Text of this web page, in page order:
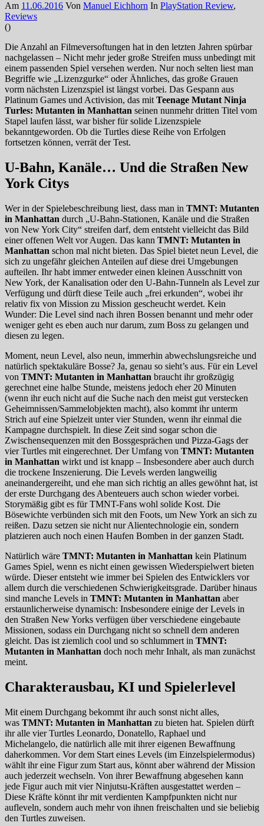
Am 11.06.2016 Von Manuel Eichhorn In PlayStation Review,
Reviews
()
Die Anzahl an Filmeversoftungen hat in den letzten Jahren spürbar
nachgelassen – Nicht mehr jeder große Streifen muss unbedingt mit
einem passenden Spiel versehen werden. Nur noch selten liest man
Begriffe wie „Lizenzgurke“ oder Ähnliches, das große Grauen
vorm nächsten Lizenzspiel ist längst vorbei. Das Gespann aus
Platinum Games und Activision, das mit Teenage Mutant Ninja
Turles: Mutanten in Manhattan seinen nunmehr dritten Titel vom
Stapel laufen lässt, war bisher für solide Lizenzspiele
bekanntgeworden. Ob die Turtles diese Reihe von Erfolgen
fortsetzen können, verrät der Test.
U-Bahn, Kanäle… Und die Straßen New
York Citys
Wer in der Spielebeschreibung liest, dass man in TMNT: Mutanten
in Manhattan durch „U-Bahn-Stationen, Kanäle und die Straßen
von New York City“ streifen darf, dem entsteht vielleicht das Bild
einer offenen Welt vor Augen. Das kann TMNT: Mutanten in
Manhattan schon mal nicht bieten. Das Spiel bietet neun Level, die
sich zu ungefähr gleichen Anteilen auf diese drei Umgebungen
aufteilen. Ihr habt immer entweder einen kleinen Ausschnitt von
New York, der Kanalisation oder den U-Bahn-Tunneln als Level zur
Verfügung und dürft diese Teile auch „frei erkunden“, wobei ihr
relativ fix von Mission zu Mission gescheucht werdet. Kein
Wunder: Die Level sind nach ihren Bossen benannt und mehr oder
weniger geht es eben auch nur darum, zum Boss zu gelangen und
diesen zu legen.
Moment, neun Level, also neun, immerhin abwechslungsreiche und
natürlich spektakuläre Bosse? Ja, genau so sieht’s aus. Für ein Level
von TMNT: Mutanten in Manhattan braucht ihr großzügig
gerechnet eine halbe Stunde, meistens jedoch eher 20 Minuten
(wenn ihr euch nicht auf die Suche nach den meist gut verstecken
Geheimnissen/Sammelobjekten macht), also kommt ihr unterm
Strich auf eine Spielzeit unter vier Stunden, wenn ihr einmal die
Kampagne durchspielt. In diese Zeit sind sogar schon die
Zwischensequenzen mit den Bossgesprächen und Pizza-Gags der
vier Turtles mit eingerechnet. Der Umfang von TMNT: Mutanten
in Manhattan wirkt und ist knapp – Insbesondere aber auch durch
die trockene Inszenierung. Die Levels werden langweilig
aneinandergereiht, und ehe man sich richtig an alles gewöhnt hat, ist
der erste Durchgang des Abenteuers auch schon wieder vorbei.
Storymäßig gibt es für TMNT-Fans wohl solide Kost. Die
Bösewichte verbünden sich mit den Foots, um New York an sich zu
reißen. Dazu setzen sie nicht nur Alientechnologie ein, sondern
platzieren auch noch einen Haufen Bomben in der ganzen Stadt.
Natürlich wäre TMNT: Mutanten in Manhattan kein Platinum
Games Spiel, wenn es nicht einen gewissen Wiederspielwert bieten
würde. Dieser entsteht wie immer bei Spielen des Entwicklers vor
allem durch die verschiedenen Schwierigkeitsgrade. Darüber hinaus
sind manche Levels in TMNT: Mutanten in Manhattan aber
erstaunlicherweise dynamisch: Insbesondere einige der Levels in
den Straßen New Yorks verfügen über verschiedene eingebaute
Missionen, sodass ein Durchgang nicht so schnell dem anderen
gleicht. Das ist ziemlich cool und so schlummert in TMNT:
Mutanten in Manhattan doch noch mehr Inhalt, als man zunächst
meint.
Charakterausbau, KI und Spielerlevel
Mit einem Durchgang bekommt ihr auch sonst nicht alles,
was TMNT: Mutanten in Manhattan zu bieten hat. Spielen dürft
ihr alle vier Turtles Leonardo, Donatello, Raphael und
Michelangelo, die natürlich alle mit ihrer eigenen Bewaffnung
daherkommen. Vor dem Start eines Levels (im Einzelspielermodus)
wählt ihr eine Figur zum Start aus, könnt aber während der Mission
auch jederzeit wechseln. Von ihrer Bewaffnung abgesehen kann
jede Figur auch mit vier Ninjutsu-Kräften ausgestattet werden –
Diese Kräfte könnt ihr mit verdienten Kampfpunkten nicht nur
aufleveln, sondern auch mehr von ihnen freischalten und sie beliebig
den Turtles zuweisen.